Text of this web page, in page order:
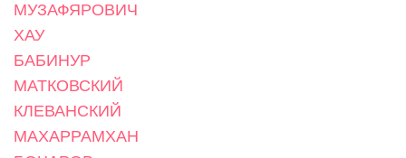
МУЗАФЯРОВИЧ
ХАУ
БАБИНУР
МАТКОВСКИЙ
КЛЕВАНСКИЙ
МАХАРРАМХАН